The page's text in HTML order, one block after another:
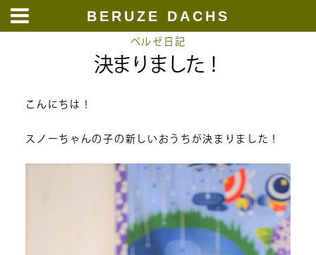
BERUZE DACHS
ベルゼ日記
決まりました！
こんにちは！
スノーちゃんの子の新しいおうちが決まりました！